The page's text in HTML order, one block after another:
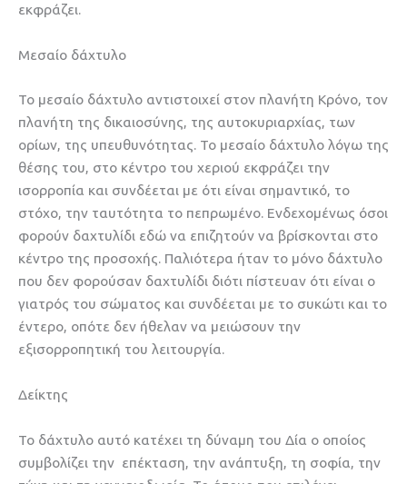
εκφράζει.
Μεσαίο δάχτυλο
Το μεσαίο δάχτυλο αντιστοιχεί στον πλανήτη Κρόνο, τον
πλανήτη της δικαιοσύνης, της αυτοκυριαρχίας, των
ορίων, της υπευθυνότητας. Το μεσαίο δάχτυλο λόγω της
θέσης του, στο κέντρο του χεριού εκφράζει την
ισορροπία και συνδέεται με ότι είναι σημαντικό, το
στόχο, την ταυτότητα το πεπρωμένο. Ενδεχομένως όσοι
φορούν δαχτυλίδι εδώ να επιζητούν να βρίσκονται στο
κέντρο της προσοχής. Παλιότερα ήταν το μόνο δάχτυλο
που δεν φορούσαν δαχτυλίδι διότι πίστευαν ότι είναι ο
γιατρός του σώματος και συνδέεται με το συκώτι και το
έντερο, οπότε δεν ήθελαν να μειώσουν την
εξισορροπητική του λειτουργία.
Δείκτης
Το δάχτυλο αυτό κατέχει τη δύναμη του Δία ο οποίος
συμβολίζει την επέκταση, την ανάπτυξη, τη σοφία, την